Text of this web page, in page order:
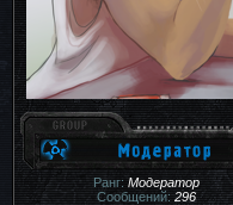
Ранг: Модератор
Сообщений:296